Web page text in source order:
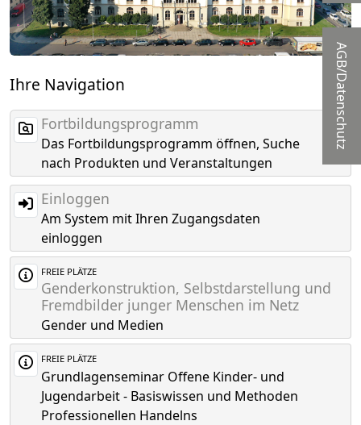
AGB/Datenschutz
Ihre Navigation
Fortbildungsprogramm
Das Fortbildungsprogramm öffnen, Suche
nach Produkten und Veranstaltungen
Einloggen
Am System mit Ihren Zugangsdaten
einloggen
FREIE PLÄTZE
Genderkonstruktion, Selbstdarstellung und
Fremdbilder junger Menschen im Netz
Gender und Medien
FREIE PLÄTZE
Grundlagenseminar Offene Kinder- und
Jugendarbeit - Basiswissen und Methoden
Professionellen Handelns